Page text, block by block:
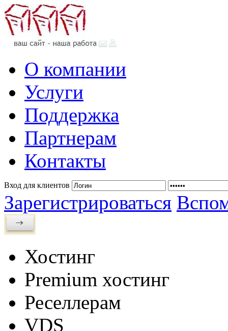
О компании
Услуги
Поддержка
Партнерам
Контакты
Вход для клиентов
Зарегистрироваться
Хостинг
Premium хостинг
Реселлерам
VDS